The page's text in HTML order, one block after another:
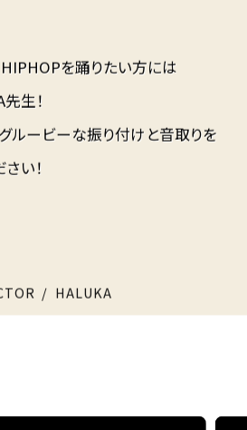
HIPHOPを踊りたい方には
生！
ルービーな振り付けと音取りを
い！
HALUKA